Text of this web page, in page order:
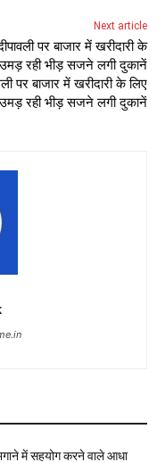
Next article
पर बाजार में खरीदारी के लिए
रही भीड़ सजने लगी दुकानें
में सहयोग करने वाले आधा